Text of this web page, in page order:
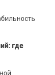
где